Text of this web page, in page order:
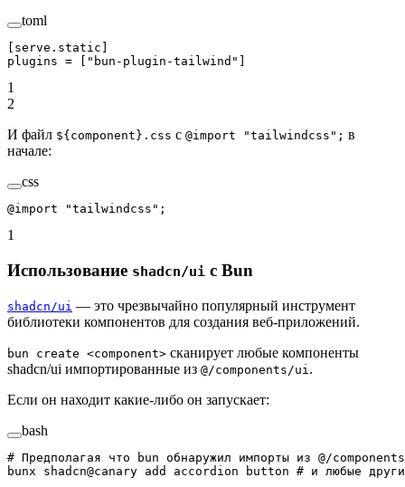
toml
serve . static
plugins = [
"bun-plugin-tailwind"
1
2
И файл ${component}.css с @import "tailwindcss"; в
начале:
css
@import "tailwindcss" ;
1
Использование shadcn/ui с Bun
shadcn/ui — это чрезвычайно популярный инструмент
библиотеки компонентов для создания веб-приложений.
bun create <component> сканирует любые компоненты
shadcn/ui импортированные из @/components/ui .
Если он находит какие-либо он запускает:
bash
# Предполагая что bun обнаружил импорты из @/
bunx shadcn@canary add accordion button # и любые